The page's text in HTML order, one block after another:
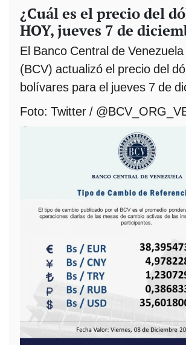
¿Cuál es el precio del
HOY, jueves 7 de
El Banco Central de Venezuela
(BCV) actualizó el precio del
bolívares para el jueves 7 de
Foto: Twitter /